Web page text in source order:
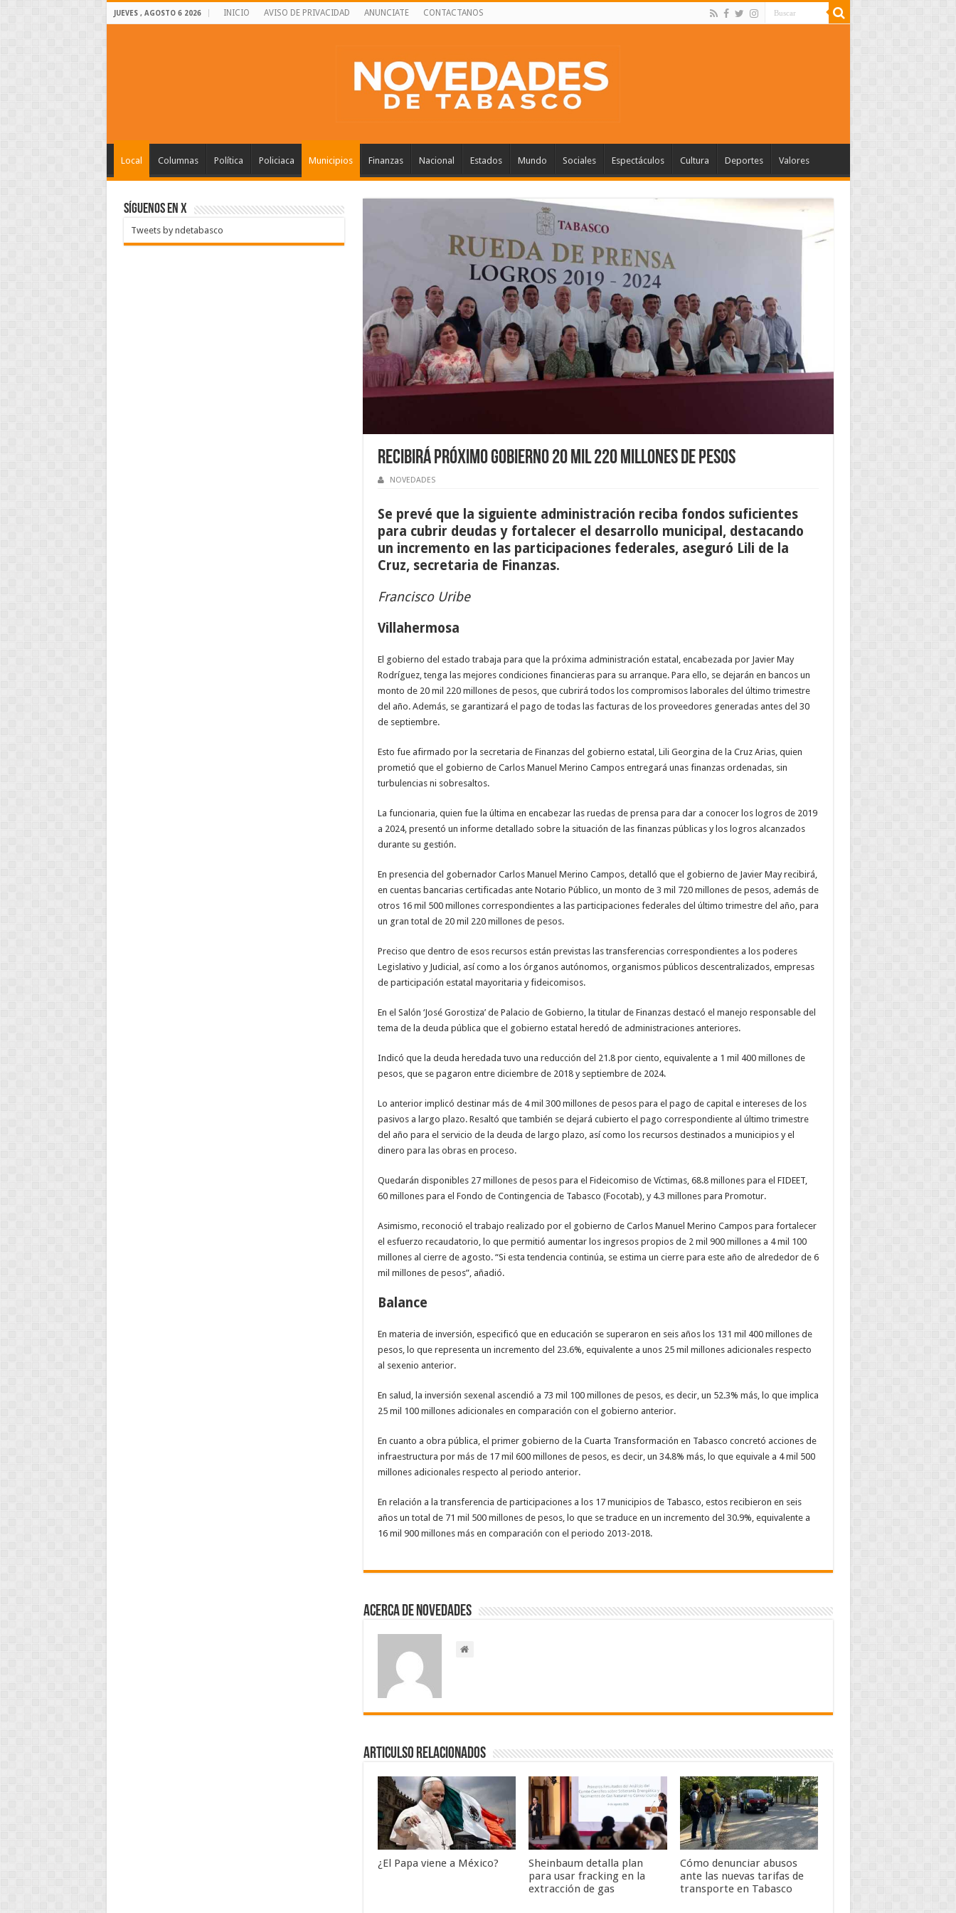
JUEVES , AGOSTO 6 2026 INICIO AVISO DE PRIVACIDAD ANUNCIATE CONTACTANOS
Local Columnas Política Policiaca Municipios Finanzas Nacional Estados Mundo Sociales Espectáculos Cultura Deportes Valores
Recibirá próximo gobierno 20 mil 220 millones de pesos
NOVEDADES
Se prevé que la siguiente administración reciba fondos suficientes
para cubrir deudas y fortalecer el desarrollo municipal, destacando
un incremento en las participaciones federales, aseguró Lili de la
Cruz, secretaria de Finanzas.
Francisco Uribe
Villahermosa
El gobierno del estado trabaja para que la próxima administración estatal, encabezada por Javier May
Rodríguez, tenga las mejores condiciones financieras para su arranque. Para ello, se dejarán en bancos un
monto de 20 mil 220 millones de pesos, que cubrirá todos los compromisos laborales del ú ltimo trimestre
del año. Además, se garantizará el pago de todas las facturas de los proveedores generadas antes del 30
de septiembre.
Esto fue afirmado por la secretaria de Finanzas del gobierno estatal, Lili Georgina de la Cruz Arias, quien
prometió que el gobierno de Carlos Manuel Merino Campos entregará unas finanzas ordenadas, sin
turbulencias ni sobresaltos.
La funcionaria, quien fue la ú ltima en encabezar las ruedas de prensa para dar a conocer los logros de 2019
a 2024, presentó un informe detallado sobre la situación de las finanzas pú blicas y los logros alcanzados
durante su gestión.
En presencia del gobernador Carlos Manuel Merino Campos, detall ó que el gobierno de Javier May recibirá
en cuentas bancarias certificadas ante Notario Pú blico, un monto de 3 mil 720 millones de pesos, además de
otros 16 mil 500 millones correspondientes a las participaciones federales del ú ltimo trimestre del año, para
un gran total de 20 mil 220 millones de pesos.
Preciso que dentro de esos recursos están previstas las transferencias correspondientes a los poderes
Legislativo y Judicial, asícomo a los órganos autónomos, organismos pú blicos descentralizados, empresas
de participación estatal mayoritaria y fideicomisos.
En el Sal ón ‘JoséGorostiza’ de Palacio de Gobierno, la titular de Finanzas destacó el manejo responsable del
tema de la deuda pú blica que el gobierno estatal heredó de administraciones anteriores.
Indicó que la deuda heredada tuvo una reducción del 21.8 por ciento, equivalente a 1 mil 400 millones de
pesos, que se pagaron entre diciembre de 2018 y septiembre de 2024.
Lo anterior implicó destinar más de 4 mil 300 millones de pesos para el pago de capital e intereses de los
pasivos a largo plazo. Resaltó que también se dejará cubierto el pago correspondiente al ú ltimo trimestre
del año para el servicio de la deuda de largo plazo, asícomo los recursos destinados a municipios y el
dinero para las obras en proceso.
Quedarán disponibles 27 millones de pesos para el Fideicomiso de Víctimas, 68.8 millones para el FIDEET,
60 millones para el Fondo de Contingencia de Tabasco (Focotab), y 4.3 millones para Promotur.
Asimismo, reconoció el trabajo realizado por el gobierno de Carlos Manuel Merino Campos para fortalecer
el esfuerzo recaudatorio, lo que permitió aumentar los ingresos propios de 2 mil 900 millones a 4 mil 100
millones al cierre de agosto. “Si esta tendencia continúa, se estima un cierre para este año de alrededor de 6
mil millones de pesos”, añadió.
Balance
En materia de inversión, especificó que en educación se superaron en seis años los 131 mil 400 millones de
pesos, lo que representa un incremento del 23.6%, equivalente a unos 25 mil millones adicionales respecto
al sexenio anterior.
En salud, la inversión sexenal ascendió a 73 mil 100 millones de pesos, es decir, un 52.3% más, lo que implica
25 mil 100 millones adicionales en comparación con el gobierno anterior.
En cuanto a obra pú blica, el primer gobierno de la Cuarta Transformación en Tabasco concretó acciones de
infraestructura por más de 17 mil 600 millones de pesos, es decir, un 34.8% más, lo que equivale a 4 mil 500
millones adicionales respecto al periodo anterior.
En relación a la transferencia de participaciones a los 17 municipios de Tabasco, estos recibieron en seis
años un total de 71 mil 500 millones de pesos, lo que se traduce en un incremento del 30.9%, equivalente a
16 mil 900 millones más en comparación con el periodo 2013-2018.
Acerca de NOVEDADES
Articulso Relacionados
¿El Papa viene a México?
Sheinbaum detalla plan
para usar fracking en la
extracción de gas
Cómo denunciar abusos
ante las nuevas tarifas de
transporte en Tabasco
SÍGUENOS EN X
Tweets by ndetabasco